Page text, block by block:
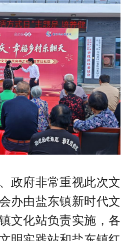
政府非常重视此次文
办由盐东镇新时代文
文化站负责实施，各